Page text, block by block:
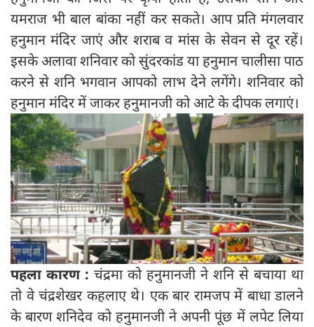
यमराज भी बाल बांका नहीं कर सकते। आप प्रति मंगलवार
हनुमान मंदिर जाएं और शराब व मांस के सेवन से दूर रहें।
इसके अलावा शनिवार को सुंदरकांड या हनुमान चालीसा पाठ
करने से शनि भगवान आपको लाभ देने लगेंगे। शनिवार को
हनुमान मंदिर में जाकर हनुमानजी को आटे के दीपक लगाएं।
पहला कारण : चंद्रमा को हनुमानजी ने शनि से बचाया था
तो वे चंद्रशेखर कहलाए थे। एक बार रामजप में बाधा डालने
के बारण शनिदेव को हनुमानजी ने अपनी पूंछ में लपेट लिया